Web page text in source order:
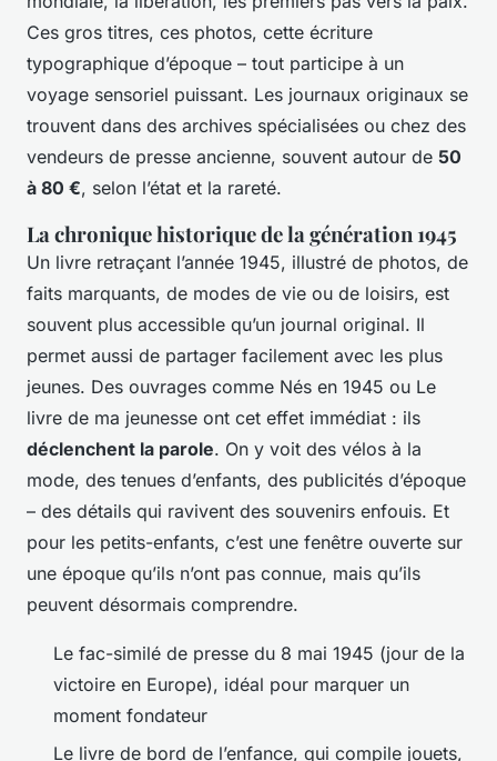
Ces gros titres, ces photos, cette écriture
typographique d’époque – tout participe à un
voyage sensoriel puissant. Les journaux originaux se
trouvent dans des archives spécialisées ou chez des
vendeurs de presse ancienne, souvent autour de 50
à 80 €, selon l’état et la rareté.
La chronique historique de la génération 1945
Un livre retraçant l’année 1945, illustré de photos, de
faits marquants, de modes de vie ou de loisirs, est
souvent plus accessible qu’un journal original. Il
permet aussi de partager facilement avec les plus
jeunes. Des ouvrages comme Nés en 1945 ou Le
livre de ma jeunesse ont cet effet immédiat : ils
déclenchent la parole. On y voit des vélos à la
mode, des tenues d’enfants, des publicités d’époque
– des détails qui ravivent des souvenirs enfouis. Et
pour les petits-enfants, c’est une fenêtre ouverte sur
une époque qu’ils n’ont pas connue, mais qu’ils
peuvent désormais comprendre.
Le fac-similé de presse du 8 mai 1945 (jour de la
victoire en Europe), idéal pour marquer un
moment fondateur
Le livre de bord de l’enfance, qui compile jouets,